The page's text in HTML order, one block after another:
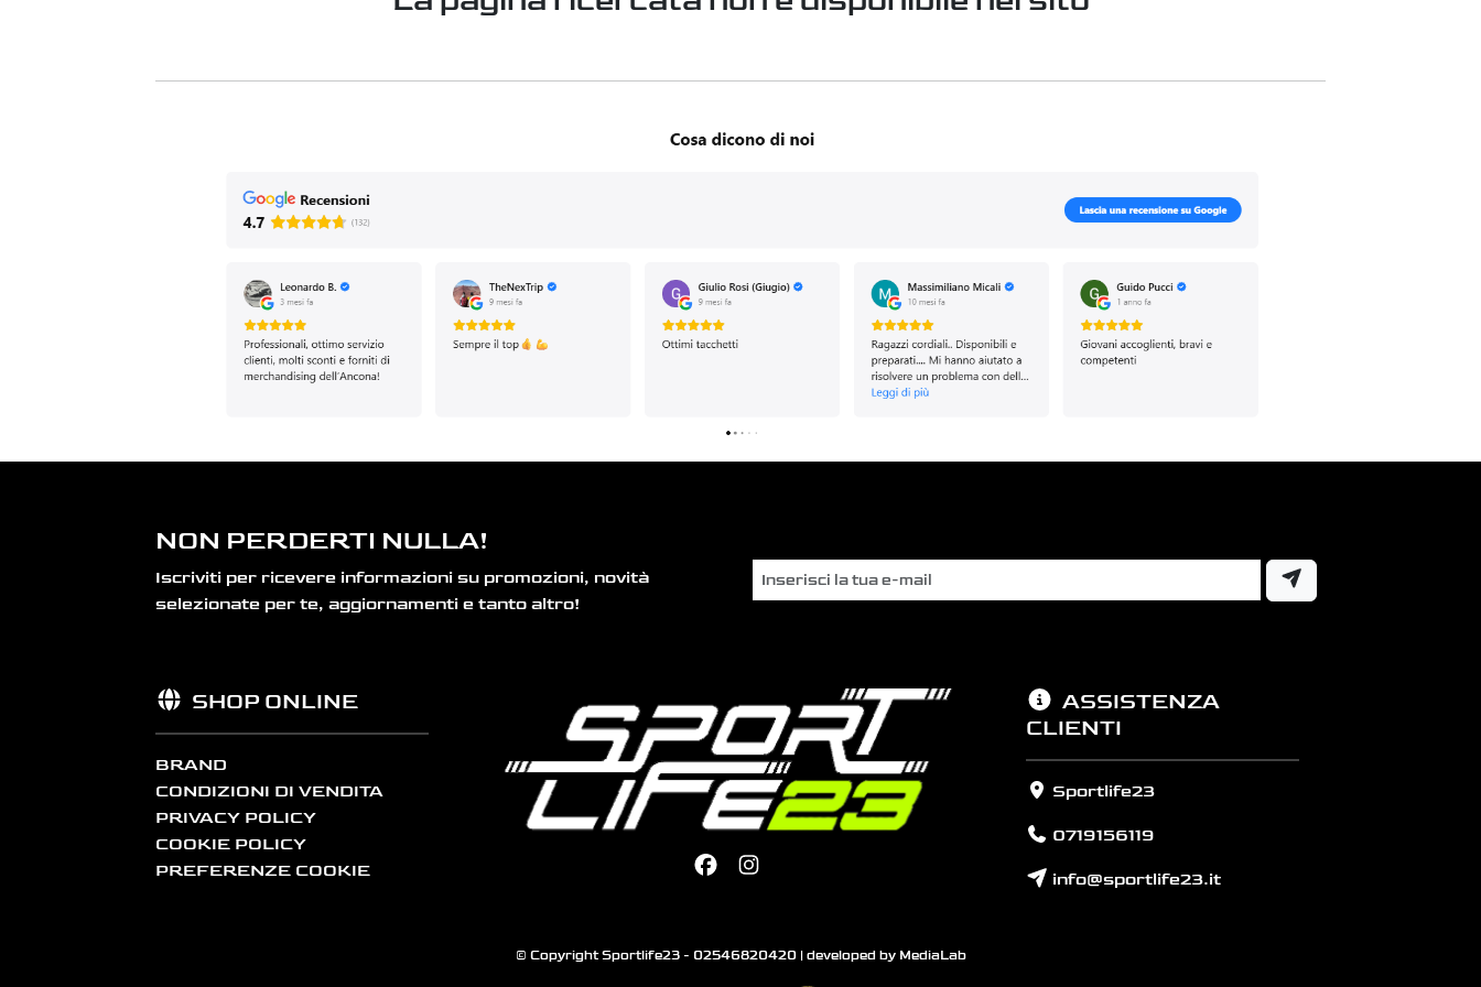
NON PERDERTI NULLA!
Iscriviti per ricevere informazioni su promozioni, novità
selezionate per te, aggiornamenti e tanto altro!
SHOP ONLINE
BRAND
CONDIZIONI DI VENDITA
PRIVACY POLICY
COOKIE POLICY
PREFERENZE COOKIE
ASSISTENZA
CLIENTI
Sportlife23
0719156119
info@sportlife23.it
© Copyright Sportlife23 - 02546820420 | developed by MediaLab